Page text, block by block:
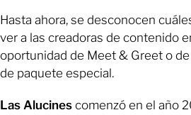
Hasta ahora, se desconocen
ver a las creadoras de contenido
oportunidad de Meet & Greet o
de paquete especial.
Las Alucines comenzó en el año